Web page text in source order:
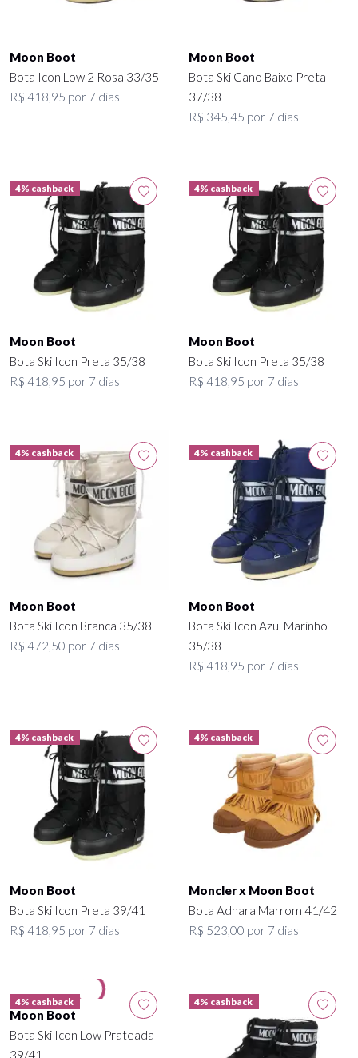
Moon Boot
Bota Icon Low 2 Rosa 33/35
R$ 418,95 por 7 dias
Moon Boot
Bota Ski Cano Baixo Preta
37/38
R$ 345,45 por 7 dias
4% cashback
Moon Boot
Bota Ski Icon Preta 35/38
R$ 418,95 por 7 dias
4% cashback
Moon Boot
Bota Ski Icon Preta 35/38
R$ 418,95 por 7 dias
4% cashback
Moon Boot
Bota Ski Icon Branca 35/38
R$ 472,50 por 7 dias
4% cashback
Moon Boot
Bota Ski Icon Azul Marinho
35/38
R$ 418,95 por 7 dias
4% cashback
Moon Boot
Bota Ski Icon Preta 39/41
R$ 418,95 por 7 dias
4% cashback
Moncler x Moon Boot
Bota Adhara Marrom 41/42
R$ 523,00 por 7 dias
4% cashback
Moon Boot
Bota Ski Icon Low Prateada
39/41
4% cashback